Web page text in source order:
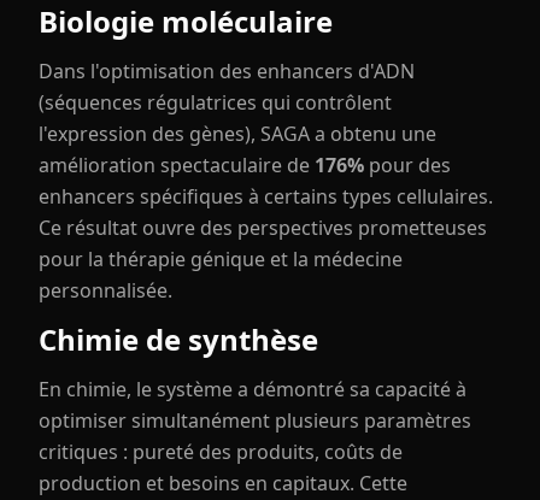
Biologie moléculaire
Dans l'optimisation des enhancers d'ADN
(séquences régulatrices qui contrôlent
l'expression des gènes), SAGA a obtenu une
amélioration spectaculaire de 176% pour des
enhancers spécifiques à certains types cellulaires.
Ce résultat ouvre des perspectives prometteuses
pour la thérapie génique et la médecine
personnalisée.
Chimie de synthèse
En chimie, le système a démontré sa capacité à
optimiser simultanément plusieurs paramètres
critiques : pureté des produits, coûts de
production et besoins en capitaux. Cette